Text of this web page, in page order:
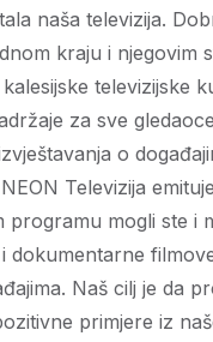
naša televizija.
kraju i njegovim
televizijske
za sve
o
Televizija
programu mogli ste i
dokumentarne
Naš cilj je da
primjere iz